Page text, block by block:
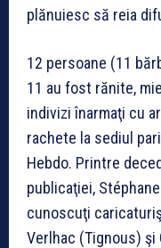
plănuiesc să reia
12 persoane (11
11 au fost rănite,
indivizi înarmaţi cu
rachete la sediul
Hebdo. Printre
publicaţiei,
cunoscuţi
Verlhac (Tignous) şi